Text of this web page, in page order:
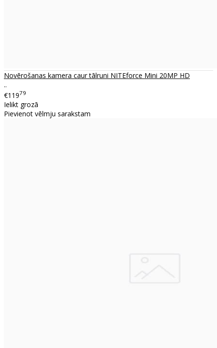
Novērošanas kamera caur tālruni NITEforce Mini 20MP HD
..
€11979
Ielikt grozā
Pievienot vēlmju sarakstam